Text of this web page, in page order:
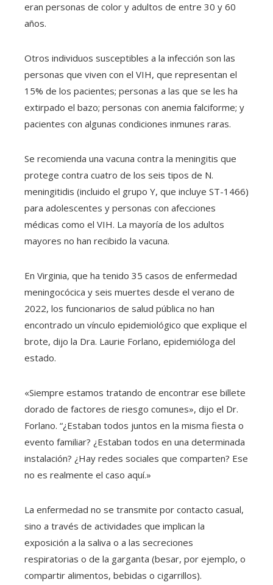
eran personas de color y adultos de entre 30 y 60
años.
Otros individuos susceptibles a la infección son las
personas que viven con el VIH, que representan el
15% de los pacientes; personas a las que se les ha
extirpado el bazo; personas con anemia falciforme; y
pacientes con algunas condiciones inmunes raras.
Se recomienda una vacuna contra la meningitis que
protege contra cuatro de los seis tipos de N.
meningitidis (incluido el grupo Y, que incluye ST-1466)
para adolescentes y personas con afecciones
médicas como el VIH. La mayoría de los adultos
mayores no han recibido la vacuna.
En Virginia, que ha tenido 35 casos de enfermedad
meningocócica y seis muertes desde el verano de
2022, los funcionarios de salud pública no han
encontrado un vínculo epidemiológico que explique el
brote, dijo la Dra. Laurie Forlano, epidemióloga del
estado.
«Siempre estamos tratando de encontrar ese billete
dorado de factores de riesgo comunes», dijo el Dr.
Forlano. “¿Estaban todos juntos en la misma fiesta o
evento familiar? ¿Estaban todos en una determinada
instalación? ¿Hay redes sociales que comparten? Ese
no es realmente el caso aquí.»
La enfermedad no se transmite por contacto casual,
sino a través de actividades que implican la
exposición a la saliva o a las secreciones
respiratorias o de la garganta (besar, por ejemplo, o
compartir alimentos, bebidas o cigarrillos).